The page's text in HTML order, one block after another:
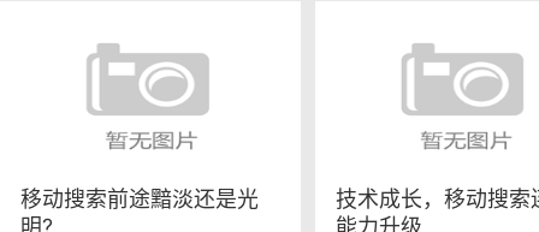
过其父元素的宽度。这种方法可以避免图像失真或
超出屏幕边界。
响应式网站的优势
1.提升用户体验
响应式网站能够根据用户的设备自动调整布局
移动搜索前途黯淡还是光
明?
技术成长，移动搜索
能力升级